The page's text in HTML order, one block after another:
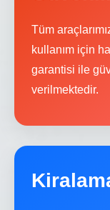
Tüm
kullanım için
garantisi ile
verilmektedir.